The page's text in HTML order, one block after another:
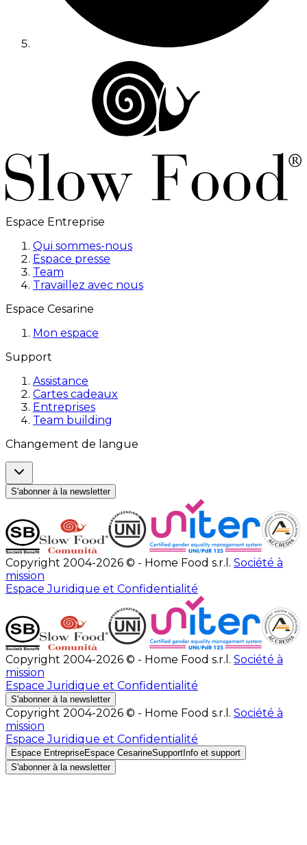
Espace Entreprise
Qui sommes-nous
Espace presse
Team
Travaillez avec nous
Espace Cesarine
Mon espace
Support
Assistance
Cartes cadeaux
Entreprises
Team building
Changement de langue
S'abonner à la newsletter
Copyright 2004-2026 © - Home Food s.r.l. Société à
mission
Espace Juridique et Confidentialité
Copyright 2004-2026 © - Home Food s.r.l. Société à
mission
Espace Juridique et Confidentialité
S'abonner à la newsletter
Copyright 2004-2026 © - Home Food s.r.l. Société à
mission
Espace Juridique et Confidentialité
Espace EntrepriseEspace CesarineSupport Info et support
S'abonner à la newsletter